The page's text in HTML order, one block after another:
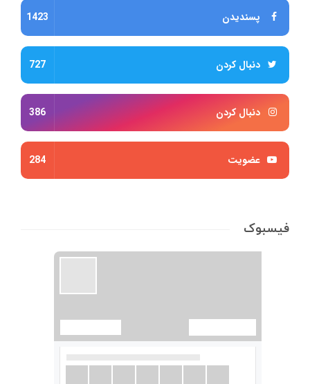
پسندیدن 1423
دنبال کردن 727
دنبال کردن 386
عضویت 284
فیسبوک